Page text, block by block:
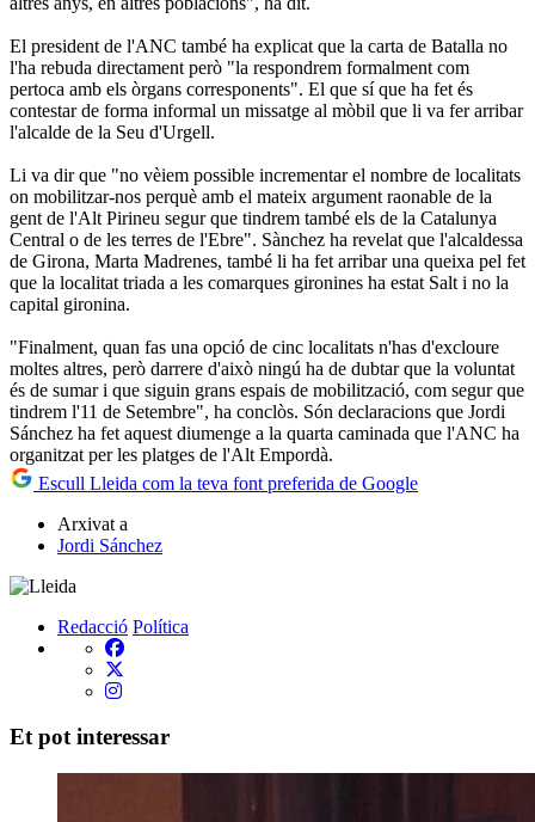
El president de l'ANC també ha explicat que la carta de Batalla no
l'ha rebuda directament però "la respondrem formalment com
pertoca amb els òrgans corresponents". El que sí que ha fet és
contestar de forma informal un missatge al mòbil que li va fer arribar
l'alcalde de la Seu d'Urgell.
Li va dir que "no vèiem possible incrementar el nombre de localitats
on mobilitzar-nos perquè amb el mateix argument raonable de la
gent de l'Alt Pirineu segur que tindrem també els de la Catalunya
Central o de les terres de l'Ebre". Sànchez ha revelat que l'alcaldessa
de Girona, Marta Madrenes, també li ha fet arribar una queixa pel fet
que la localitat triada a les comarques gironines ha estat Salt i no la
capital gironina.
"Finalment, quan fas una opció de cinc localitats n'has d'excloure
moltes altres, però darrere d'això ningú ha de dubtar que la voluntat
és de sumar i que siguin grans espais de mobilització, com segur que
tindrem l'11 de Setembre", ha conclòs. Són declaracions que Jordi
Sánchez ha fet aquest diumenge a la quarta caminada que l'ANC ha
organitzat per les platges de l'Alt Empordà.
Escull Lleida com la teva font preferida de Google
Arxivat a
Jordi Sánchez
Redacció Política
Et pot interessar